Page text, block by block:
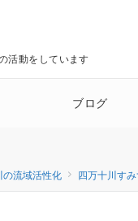
活動をしています
ブログ
の流域活性化 四万十川す